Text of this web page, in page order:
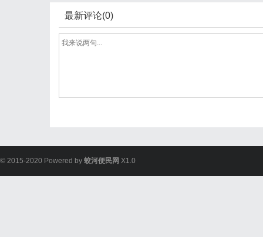
最新评论(0)
© 2015-2020 Powered by 蛟河便民网 X1.0